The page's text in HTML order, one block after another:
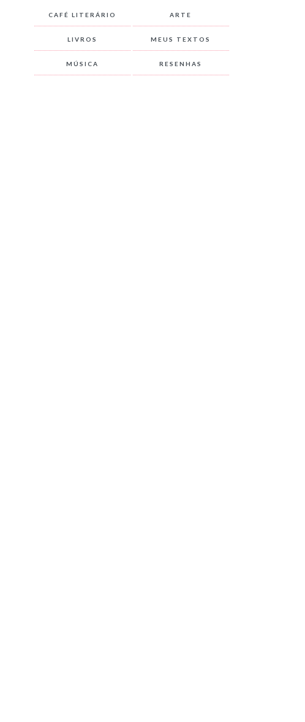
CAFÉ LITERÁRIO ARTE
LIVROS MEUS TEXTOS
MÚSICA RESENHAS